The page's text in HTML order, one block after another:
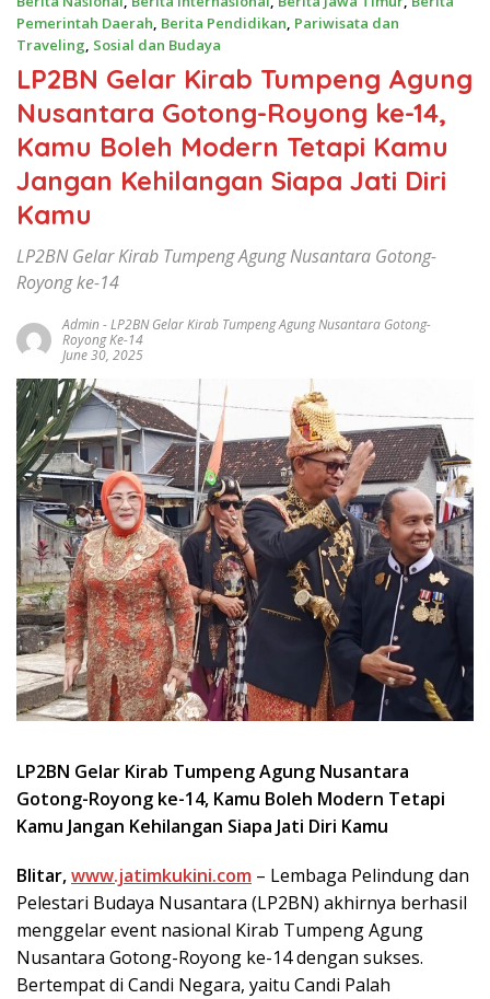
Pemerintah Daerah, Berita Pendidikan, Pariwisata dan
Traveling, Sosial dan Budaya
LP2BN Gelar Kirab Tumpeng Agung
Nusantara Gotong-Royong ke-14,
Kamu Boleh Modern Tetapi Kamu
Jangan Kehilangan Siapa Jati Diri
Kamu
LP2BN Gelar Kirab Tumpeng Agung Nusantara Gotong-
Royong ke-14
Admin-LP2BN Gelar Kirab Tumpeng Agung Nusantara Gotong-
Royong Ke-14
June 30, 2025
LP2BN Gelar Kirab Tumpeng Agung Nusantara
Gotong-Royong ke-14, Kamu Boleh Modern Tetapi
Kamu Jangan Kehilangan Siapa Jati Diri Kamu
Blitar,www.jatimkukini.com – Lembaga Pelindung dan
Pelestari Budaya Nusantara (LP2BN) akhirnya berhasil
menggelar event nasional Kirab Tumpeng Agung
Nusantara Gotong-Royong ke-14 dengan sukses.
Bertempat di Candi Negara, yaitu Candi Palah